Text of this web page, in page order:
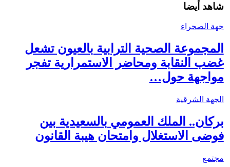
شاهد أيضا
جهة الصحراء
المجموعة الصحية الترابية بالعيون تشعل
غضب النقابة ومحاضر الاستمرارية تفجر
مواجهة حول…
الجهة الشرقية
بركان.. الملك العمومي بالسعيدية بين
فوضى الاستغلال وامتحان هيبة القانون
مجتمع